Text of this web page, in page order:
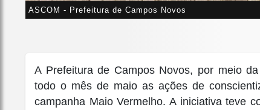
ASCOM - Prefeitura de Campos Novos
A Prefeitura de Campos Novos, por meio
todo o mês de maio as ações de
campanha Maio Vermelho. A iniciativa teve